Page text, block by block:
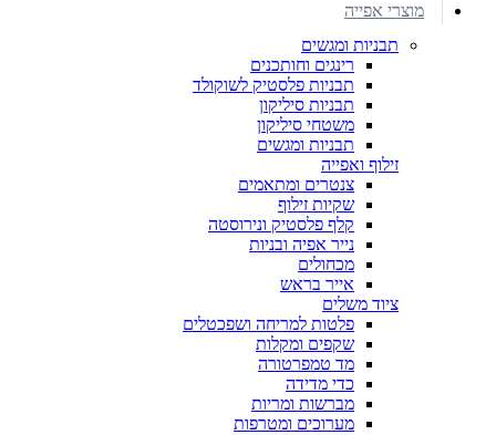
מוצרי אפייה
תבניות ומגשים
רינגים וחותכנים
תבניות פלסטיק לשוקולד
תבניות סיליקון
משטחי סיליקון
תבניות ומגשים
זילוף ואפייה
צנטרים ומתאמים
שקיות זילוף
קלף פלסטיק ונירוסטה
נייר אפיה ובניות
מכחולים
אייר בראש
ציוד משלים
פלטות למריחה ושפכטלים
שקפים ומקלות
מד טמפרטורה
כדי מדידה
מברשות ומריות
מערוכים ומטרפות